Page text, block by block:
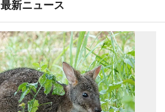
最新ニュース